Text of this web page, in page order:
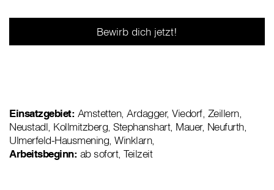
Bewirb dich jetzt!
Einsatzgebiet: Amstetten, Ardagger, Viedorf, Zeillern,
Neustadl, Kollmitzberg, Stephanshart, Mauer, Neufurth,
Ulmerfeld-Hausmening, Winklarn,
Arbeitsbeginn: ab sofort, Teilzeit